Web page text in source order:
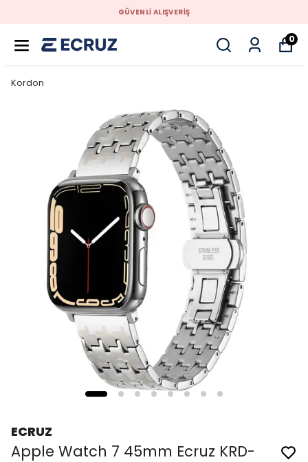
GÜVENLİ ALIŞVERİŞ
0
Kordon
ECRUZ
Apple Watch 7 45mm Ecruz KRD-